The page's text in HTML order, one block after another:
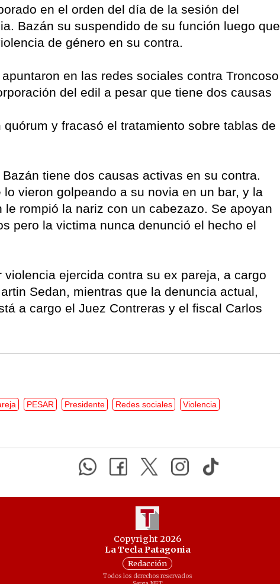
en el orden del día de la sesión del
Bazán su suspendido de su función luego que
de género en su contra.
en las redes sociales contra Troncoso
del edil a pesar que tiene dos causas
y fracasó el tratamiento sobre tablas de
tiene dos causas activas en su contra.
vieron golpeando a su novia en un bar, y la
rompió la nariz con un cabezazo. Se apoyan
pero la victima nunca denunció el hecho el
ejercida contra su ex pareja, a cargo
Sedan, mientras que la denuncia actual,
a cargo el Juez Contreras y el fiscal Carlos
PESAR Presidente Redes sociales
Violencia
Copyright 2026
La Tecla Patagonia
Redacción
Todos los derechos reservados